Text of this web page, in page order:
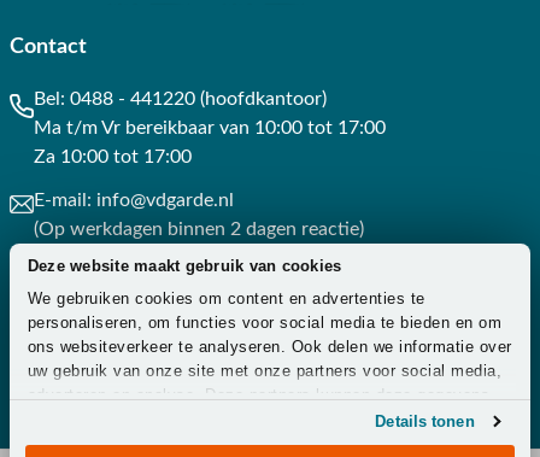
Deze website maakt gebruik van cookies
We gebruiken cookies om content en advertenties te
personaliseren, om functies voor social media te bieden en om
ons websiteverkeer te analyseren. Ook delen we informatie over
uw gebruik van onze site met onze partners voor social media,
adverteren en analyse. Deze partners kunnen deze gegevens
combineren met andere informatie die u aan ze heeft verstrekt
of die ze hebben verzameld op basis van uw gebruik van hun
Details tonen
Contact
Bel: 0488 - 441220 (hoofdkantoor)
Ma t/m Vr bereikbaar van 10:00 tot 17:00
Za 10:00 tot 17:00
E-mail: info@vdgarde.nl
(Op werkdagen binnen 2 dagen reactie)
Whatsapp: 0488441220
(Op werkdagen binnen 3 uur reactie)